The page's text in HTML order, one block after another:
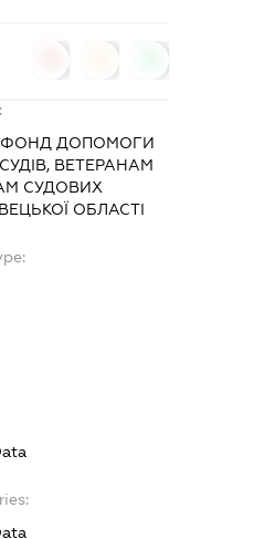
ФОНД ДОПОМОГИ
ВЕТЕРАНАМ
СУДОВИХ
ОБЛАСТІ